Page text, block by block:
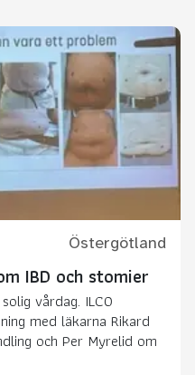
Östergötland
IBD och stomier
vårdag. ILCO
med läkarna Rikard
och Per Myrelid om